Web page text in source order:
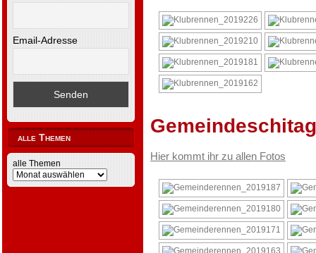
Email-Adresse
alle Themen
alle Themen
Hier kommt ihr zu allen Fotos